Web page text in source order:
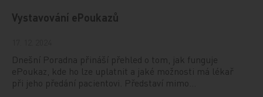
Vystavování ePoukazů
Dnešní Poradna přináší přehled o tom, jak funguje
ePoukaz, kde ho lze uplatnit a jaké možnosti má lékař
při jeho předání pacientovi. Představí mimo…